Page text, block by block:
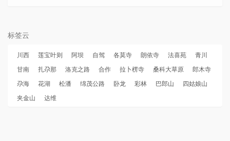
标签云
川西 莲宝叶则 阿坝 自驾 各莫寺 朗依寺 法喜苑
青川
甘南
扎尕那 洛克之路 合作 拉卜楞寺 桑科大草原
郎木寺
尕海
花湖 松潘 绵茂公路 卧龙 彩林 巴郎山
四姑娘山
夹金山
达维